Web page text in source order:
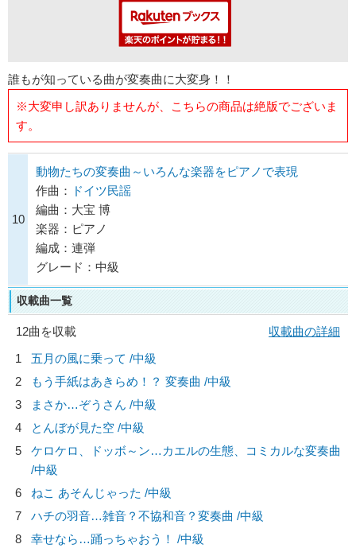
誰もが知っている曲が変奏曲に大変身！！
※大変申し訳ありませんが、こちらの商品は絶版でございま
す。
10
動物たちの変奏曲～いろんな楽器をピアノで表現
作曲：
ドイツ民謡
編曲：大宝 博
楽器：ピアノ
編成：連弾
グレード：中級
収載曲一覧
12曲を収載
収載曲の詳細
1
五月の風に乗って /中級
2
もう手紙はあきらめ！？ 変奏曲 /中級
3
まさか…ぞうさん /中級
4
とんぼが見た空 /中級
5
ケロケロ、ドッボ～ン…カエルの生態、コミカルな変奏曲
/中級
6
ねこ あそんじゃった /中級
7
ハチの羽音…雑音？不協和音？変奏曲 /中級
8
幸せなら…踊っちゃおう！ /中級